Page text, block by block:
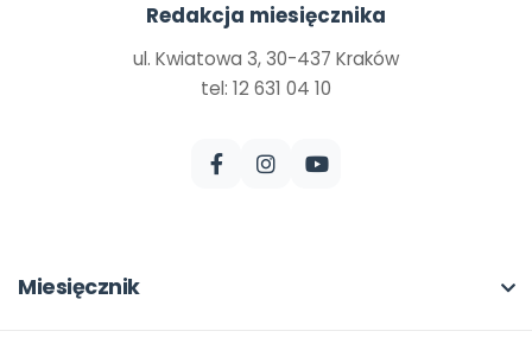
Redakcja miesięcznika
ul. Kwiatowa 3, 30-437 Kraków
tel: 12 631 04 10
Miesięcznik